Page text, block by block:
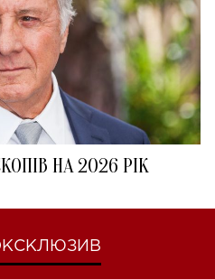
НА 2026 РІК